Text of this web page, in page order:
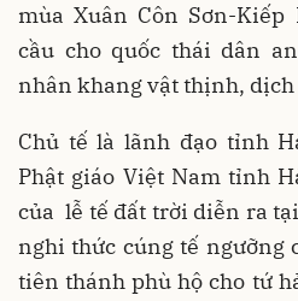
mùa Xuân Côn Sơn-
cầu cho quốc thái dân
nhân khang vật thịnh,
Chủ tế là lãnh đạo tỉnh
Phật giáo Việt Nam tỉnh
của lễ tế đất trời diễn ra
nghi thức cúng tế ngưỡng
tiên thánh phù hộ cho tứ